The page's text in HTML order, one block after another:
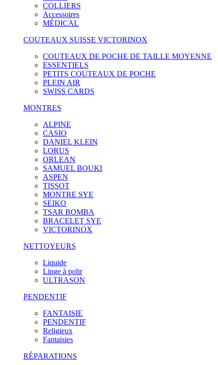
COLLIERS
Accessoires
MÉDICAL
COUTEAUX SUISSE VICTORINOX
COUTEAUX DE POCHE DE TAILLE MOYENNE
ESSENTIELS
PETITS COUTEAUX DE POCHE
PLEIN AIR
SWISS CARDS
MONTRES
ALPINE
CASIO
DANIEL KLEIN
LORUS
ORLEAN
SAMUEL BOUKI
ASPEN
TISSOT
MONTRE SYE
SEIKO
TSAR BOMBA
BRACELET SYE
VICTORINOX
NETTOYEURS
Liquide
Linge à polir
ULTRASON
PENDENTIF
FANTAISIE
PENDENTIF
Religieux
Fantaisies
RÉPARATIONS